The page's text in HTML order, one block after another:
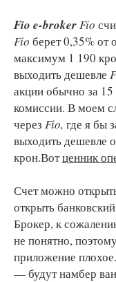
Fio e-brokerFio
Fio берет 0,35%
максимум 1 190
выходить дешевле
акции обычно за
комиссии. В моем
через Fio, где я бы
выходить дешевле
крон.Вотценник
Счет можно
открыть
Брокер, к
не понятно,
приложение
— будут намбер